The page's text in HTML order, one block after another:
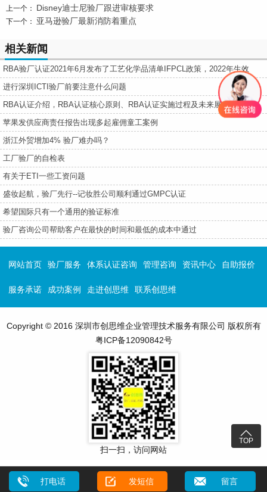
上一个： Disney迪士尼验厂跟进审核要求
下一个： 亚马逊验厂最新消防着重点
相关新闻
RBA验厂认证2021年6月发布了工艺化学品清单IFPCL政策，2022年生效
进行深圳ICTI验厂前要注意什么问题
RBA认证介绍，RBA认证核心原则、RBA认证实施过程及未来展望
苹果发供应商责任报告出现多起雇佣童工案例
浙江外贸增加4% 验厂难办吗？
工厂验厂的自检表
有关于ETI一些工资问题
盛妆起航，验厂先行--记妆胜公司顺利通过GMPC认证
希望国际只有一个通用的验证标准
验厂咨询公司帮助客户在最快的时间和最低的成本中通过

TOP
网站首页 验厂服务 体系认证咨询 管理咨询 资讯中心 自助报价
服务承诺 成功案例 走进创思维 联系创思维
Copyright © 2016 深圳市创思维企业管理技术服务有限公司 版权所有
粤ICP备12090842号
扫一扫，访问网站
打电话 发短信 留言